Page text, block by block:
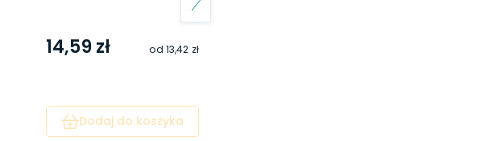
14,59 zł od 13,42 zł
Dodaj do koszyka